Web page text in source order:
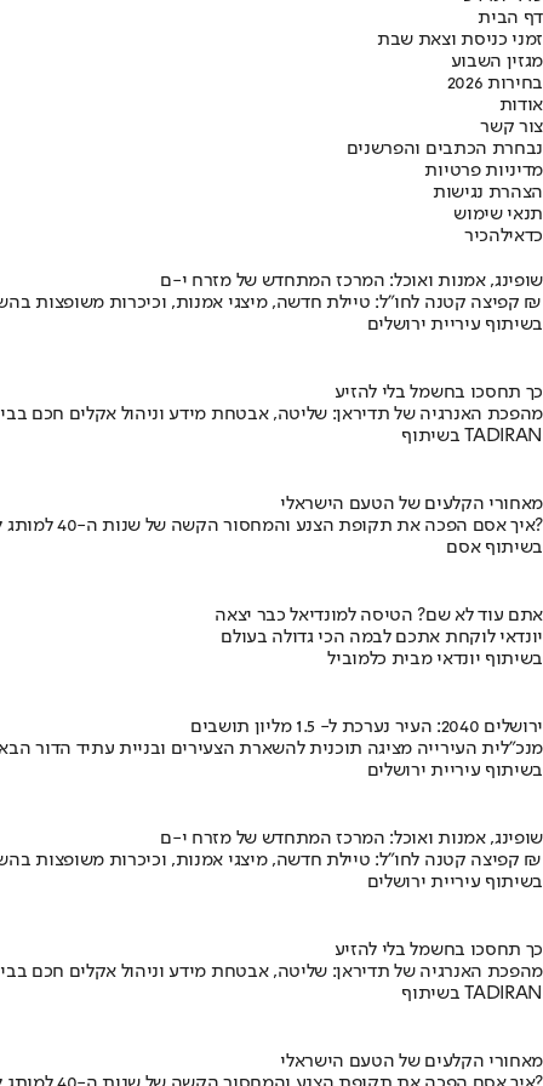
דף הבית
זמני כניסת וצאת שבת
מגזין השבוע
בחירות 2026
אודות
צור קשר
נבחרת הכתבים והפרשנים
מדיניות פרטיות
הצהרת נגישות
תנאי שימוש
כדאילהכיר
שופינג, אמנות ואוכל: המרכז המתחדש של מזרח י-ם
קפיצה קטנה לחו"ל: טיילת חדשה, מיצגי אמנות, וכיכרות משופצות בהשקעה של 100 מיליון ₪
בשיתוף עיריית ירושלים
כך תחסכו בחשמל בלי להזיע
מהפכת האנרגיה של תדיראן: שליטה, אבטחת מידע וניהול אקלים חכם
בשיתוף TADIRAN
מאחורי הקלעים של הטעם הישראלי
איך אסם הפכה את תקופת הצנע והמחסור הקשה של שנות ה-40 למותג לאומי?
בשיתוף אסם
אתם עוד לא שם? הטיסה למונדיאל כבר יצאה
יונדאי לוקחת אתכם לבמה הכי גדולה בעולם
בשיתוף יונדאי מבית כלמוביל
ירושלים 2040: העיר נערכת ל- 1.5 מליון תושבים
מנכ"לית העירייה מציגה תוכנית להשארת הצעירים ובניית עתיד הדור
בשיתוף עיריית ירושלים
שופינג, אמנות ואוכל: המרכז המתחדש של מזרח י-ם
קפיצה קטנה לחו"ל: טיילת חדשה, מיצגי אמנות, וכיכרות משופצות בהשקעה של 100 מיליון ₪
בשיתוף עיריית ירושלים
כך תחסכו בחשמל בלי להזיע
מהפכת האנרגיה של תדיראן: שליטה, אבטחת מידע וניהול אקלים חכם
בשיתוף TADIRAN
מאחורי הקלעים של הטעם הישראלי